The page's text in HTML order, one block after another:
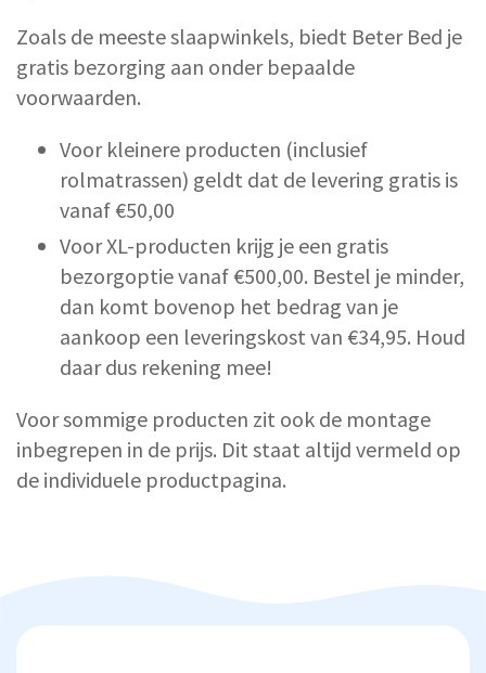
Zoals de meeste slaapwinkels, biedt Beter Bed je
gratis bezorging aan onder bepaalde
voorwaarden.
Voor kleinere producten (inclusief
rolmatrassen) geldt dat de levering gratis is
vanaf €50,00
Voor XL-producten krijg je een gratis
bezorgoptie vanaf €500,00. Bestel je minder,
dan komt bovenop het bedrag van je
aankoop een leveringskost van €34,95. Houd
daar dus rekening mee!
Voor sommige producten zit ook de montage
inbegrepen in de prijs. Dit staat altijd vermeld op
de individuele productpagina.